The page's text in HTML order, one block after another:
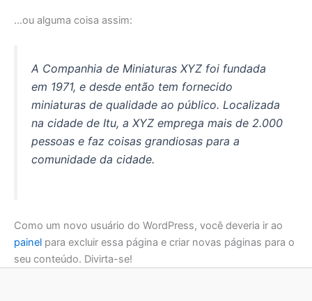
…ou alguma coisa assim:
A Companhia de Miniaturas XYZ foi fundada
em 1971, e desde então tem fornecido
miniaturas de qualidade ao público. Localizada
na cidade de Itu, a XYZ emprega mais de 2.000
pessoas e faz coisas grandiosas para a
comunidade da cidade.
Como um novo usuário do WordPress, você deveria ir ao
painel para excluir essa página e criar novas páginas para o
seu conteúdo. Divirta-se!